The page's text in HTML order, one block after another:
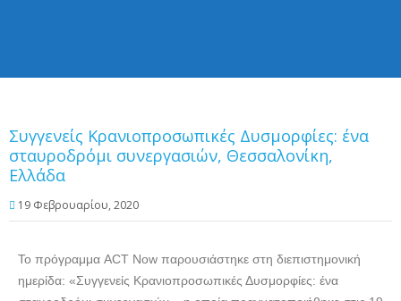
Συγγενείς Κρανιοπροσωπικές Δυσμορφίες: ένα
σταυροδρόμι συνεργασιών, Θεσσαλονίκη,
Ελλάδα
19 Φεβρουαρίου, 2020
Το πρόγραμμα ACT Now παρουσιάστηκε στη διεπιστημονική
ημερίδα: «Συγγενείς Κρανιοπροσωπικές Δυσμορφίες: ένα